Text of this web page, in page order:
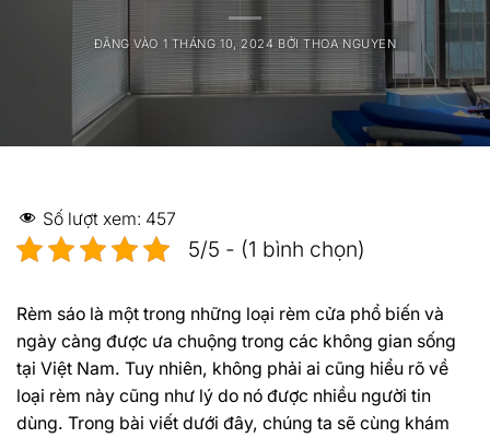
ĐĂNG VÀO 1 THÁNG 10, 2024 BỞITHOA NGUYEN
Số lượt xem: 457
5/5 - (1 bình chọn)
Rèm sáo là một trong những loại rèm cửa phổ biến và
ngày càng được ưa chuộng trong các không gian sống
tại Việt Nam. Tuy nhiên, không phải ai cũng hiểu rõ về
loại rèm này cũng như lý do nó được nhiều người tin
dùng. Trong bài viết dưới đây, chúng ta sẽ cùng khám